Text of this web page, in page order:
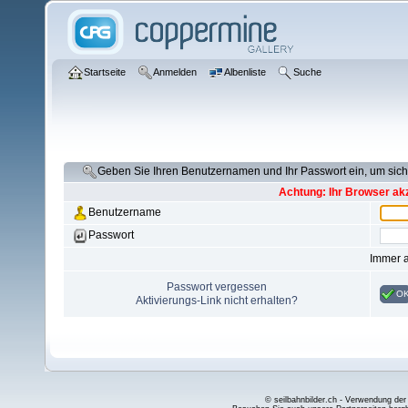
Startseite Anmelden Albenliste Suche
Geben Sie Ihren Benutzernamen und Ihr Passwort ein, um
Achtung: Ihr Browser
Benutzername
Passwort
Immer
Passwort vergessen
Aktivierungs-Link nicht erhalten?
© seilbahnbilder.ch - Verwendung